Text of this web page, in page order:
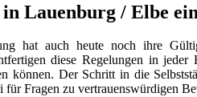
Lauenburg / Elbe
hat auch heute noch ihre
diese Regelungen in
können. Der Schritt in die
Fragen zu vertrauenswürdigen